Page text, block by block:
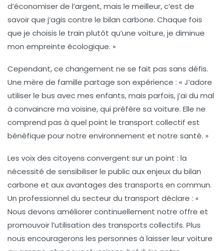
d’économiser de l’argent, mais le meilleur, c’est de
savoir que j’agis contre le bilan carbone. Chaque fois
que je choisis le train plutôt qu’une voiture, je diminue
mon empreinte écologique. »
Cependant, ce changement ne se fait pas sans défis.
Une mère de famille partage son expérience : « J’adore
utiliser le bus avec mes enfants, mais parfois, j’ai du mal
à convaincre ma voisine, qui préfère sa voiture. Elle ne
comprend pas à quel point le transport collectif est
bénéfique pour notre environnement et notre santé. »
Les voix des citoyens convergent sur un point : la
nécessité de sensibiliser le public aux enjeux du bilan
carbone et aux avantages des transports en commun.
Un professionnel du secteur du transport déclare : «
Nous devons améliorer continuellement notre offre et
promouvoir l’utilisation des transports collectifs. Plus
nous encouragerons les personnes à laisser leur voiture